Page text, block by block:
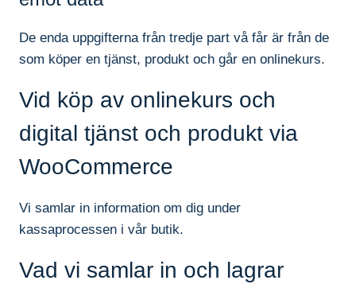
De enda uppgifterna från tredje part vå får är från de
som köper en tjänst, produkt och går en onlinekurs.
Vid köp av onlinekurs och
digital tjänst och produkt via
WooCommerce
Vi samlar in information om dig under
kassaprocessen i vår butik.
Vad vi samlar in och lagrar